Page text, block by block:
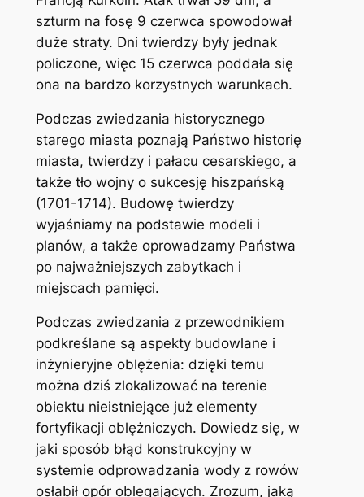
szturm na fosę 9 czerwca spowodował
duże straty. Dni twierdzy były jednak
policzone, więc 15 czerwca poddała się
ona na bardzo korzystnych warunkach.
Podczas zwiedzania historycznego
starego miasta poznają Państwo historię
miasta, twierdzy i pałacu cesarskiego, a
także tło wojny o sukcesję hiszpańską
(1701-1714). Budowę twierdzy
wyjaśniamy na podstawie modeli i
planów, a także oprowadzamy Państwa
po najważniejszych zabytkach i
miejscach pamięci.
Podczas zwiedzania z przewodnikiem
podkreślane są aspekty budowlane i
inżynieryjne oblężenia: dzięki temu
można dziś zlokalizować na terenie
obiektu nieistniejące już elementy
fortyfikacji oblężniczych. Dowiedz się, w
jaki sposób błąd konstrukcyjny w
systemie odprowadzania wody z rowów
osłabił opór oblegających. Zrozum, jaką